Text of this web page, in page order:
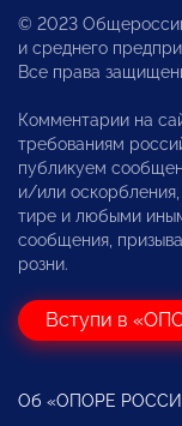
© 2023
и среднего
Все права
Комментарии на
требованиям
публикуем
и/или
тире и любыми
сообщения,
розни.
Вступи в
Об «ОПОРЕ